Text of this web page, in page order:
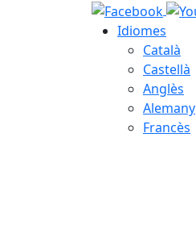
Idiomes
Català
Castellà
Anglès
Alemany
Francès